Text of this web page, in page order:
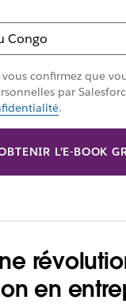
Ces huit
confirmez que
par
.
L’E-BOOK
en